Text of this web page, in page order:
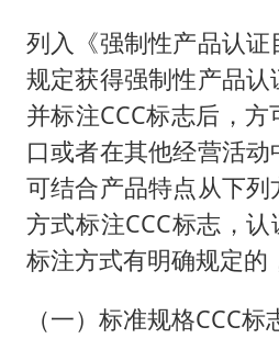
列入《强制性产品认
规定获得强制性产品认
并标注CCC标志后，
口或者在其他经营活
可结合产品特点从下
方式标注CCC标志，
标注方式有明确规定的
（一）标准规格CCC标